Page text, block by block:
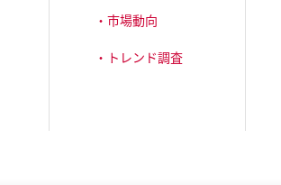
・市場動向
・トレンド調査